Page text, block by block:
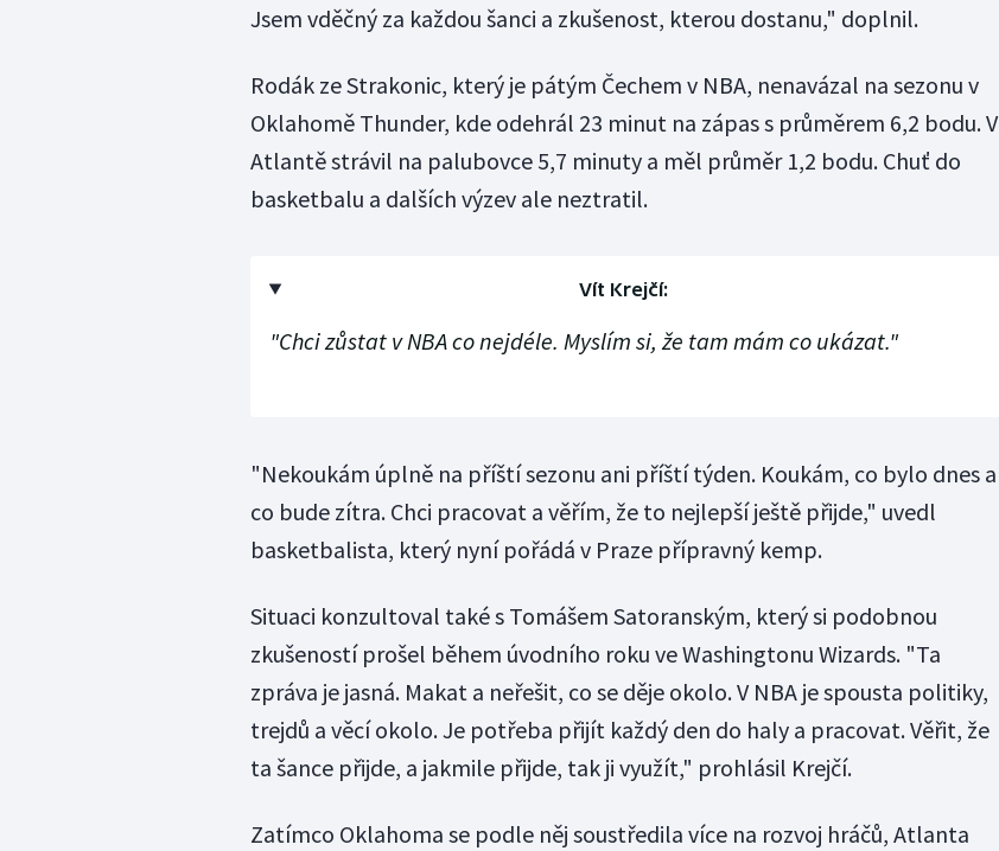
Jsem vděčný za každou šanci a zkušenost, kterou dostanu," doplnil.
Rodák ze Strakonic, který je pátým Čechem v NBA, nenavázal na sezonu v
Oklahomě Thunder, kde odehrál 23 minut na zápas s průměrem 6,2 bodu. V
Atlantě strávil na palubovce 5,7 minuty a měl průměr 1,2 bodu. Chuť do
basketbalu a dalších výzev ale neztratil.
Vít Krejčí:
"Chci zůstat v NBA co nejdéle. Myslím si, že tam mám co ukázat."
"Nekoukám úplně na příští sezonu ani příští týden. Koukám, co bylo dnes a
co bude zítra. Chci pracovat a věřím, že to nejlepší ještě přijde," uvedl
basketbalista, který nyní pořádá v Praze přípravný kemp.
Situaci konzultoval také s Tomášem Satoranským, který si podobnou
zkušeností prošel během úvodního roku ve Washingtonu Wizards. "Ta
zpráva je jasná. Makat a neřešit, co se děje okolo. V NBA je spousta politiky,
trejdů a věcí okolo. Je potřeba přijít každý den do haly a pracovat. Věřit, že
ta šance přijde, a jakmile přijde, tak ji využít," prohlásil Krejčí.
Zatímco Oklahoma se podle něj soustředila více na rozvoj hráčů, Atlanta